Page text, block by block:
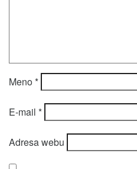
Meno*
E-mail *
Adresa webu